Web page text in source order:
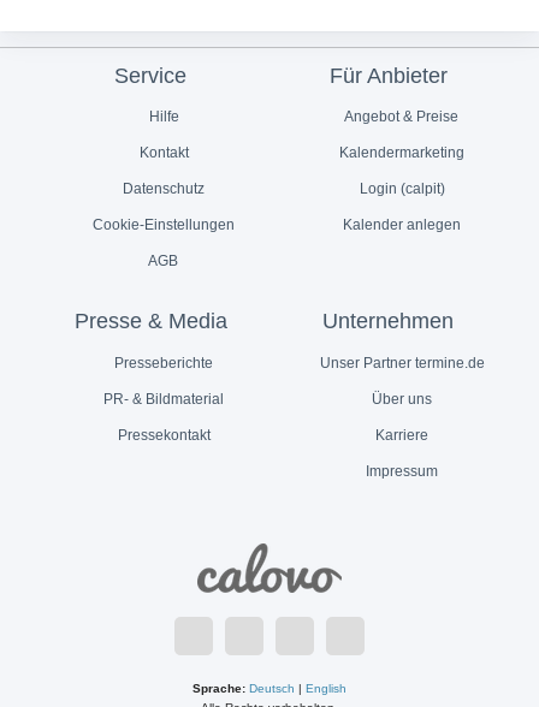
Service
Hilfe
Kontakt
Datenschutz
Cookie-Einstellungen
AGB
Für Anbieter
Angebot & Preise
Kalendermarketing
Login (calpit)
Kalender anlegen
Presse & Media
Presseberichte
PR- & Bildmaterial
Pressekontakt
Unternehmen
Unser Partner termine.de
Über uns
Karriere
Impressum
Sprache: Deutsch | English